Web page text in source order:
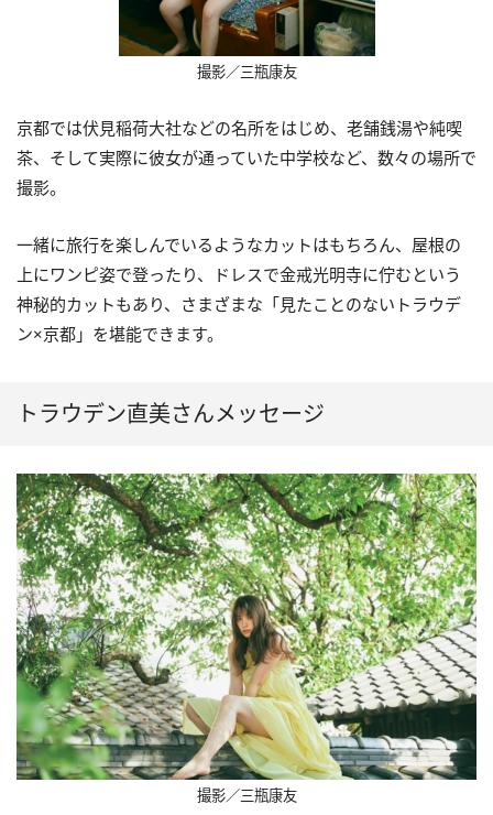
撮影／三瓶康友
京都では伏見稲荷大社などの名所をはじめ、老舗銭湯や純喫
茶、そして実際に彼女が通っていた中学校など、数々の場所で
撮影。
一緒に旅行を楽しんでいるようなカットはもちろん、屋根の
上にワンピ姿で登ったり、ドレスで金戒光明寺に佇むという
神秘的カットもあり、さまざまな「見たことのないトラウデ
ン×京都」を堪能できます。
トラウデン直美さんメッセージ
撮影／三瓶康友